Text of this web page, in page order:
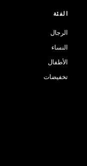
الفئة
الرجال
النساء
الأطفال
تخفيضات